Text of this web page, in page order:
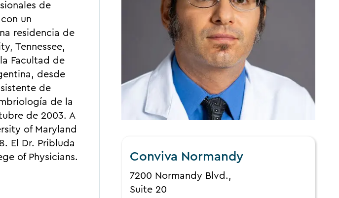
Conviva Normandy
7200 Normandy Blvd.,
Suite 20
de
un
residencia de
Tennessee,
Facultad de
desde
de
de la
de 2003. A
of Maryland
El Dr. Pribluda
of Physicians.